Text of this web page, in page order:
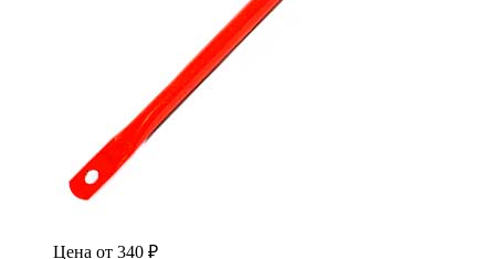
Цена от 340 ₽